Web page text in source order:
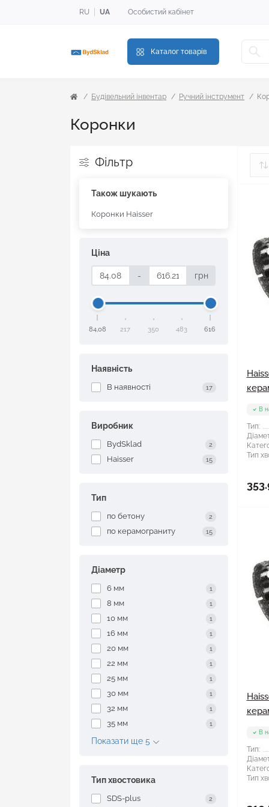
RU UA Особистий кабінет
Каталог товарів
Будівельний інвентар Ручний інструмент
Коронки
Фільтр
Також шукають
Коронки Haisser
Ціна
- грн
84,08 217 350 483 616
Наявність
В наявності 17
Виробник
BydSklad 2
Haisser 15
Тип
по бетону 2
по керамограниту 15
Діаметр
6 мм 1
8 мм 1
10 мм 1
16 мм 1
20 мм 1
22 мм 1
25 мм 1
30 мм 1
32 мм 1
35 мм 1
Показати ще 5
Тип хвостовика
SDS-plus 2
В
Тип:
Тип
В
Тип:
Тип